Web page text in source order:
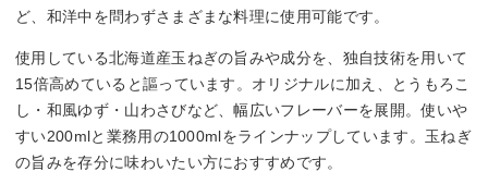
ど、和洋中を問わずさまざまな料理に使用可能です。
使用している北海道産玉ねぎの旨みや成分を、独自技術を用いて
15倍高めていると謳っています。オリジナルに加え、とうもろこ
し・和風ゆず・山わさびなど、幅広いフレーバーを展開。使いや
すい200mlと業務用の1000mlをラインナップしています。玉ねぎ
の旨みを存分に味わいたい方におすすめです。